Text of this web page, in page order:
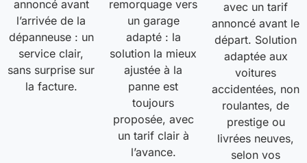
annoncé avant
l’arrivée de la
dépanneuse : un
service clair,
sans surprise sur
la facture.
remorquage vers
un garage
adapté : la
solution la mieux
ajustée à la
panne est
toujours
proposée, avec
un tarif clair à
l’avance.
avec un tarif
annoncé avant le
départ. Solution
adaptée aux
voitures
accidentées, non
roulantes, de
prestige ou
livrées neuves,
selon vos